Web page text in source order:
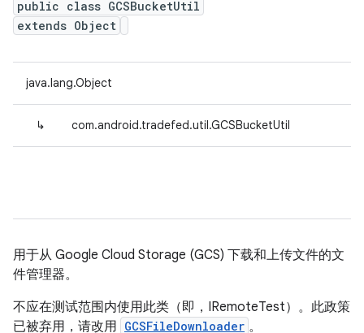
public class GCSBucketUtil
extends Object
java.lang.Object
↳ com.android.tradefed.util.GCSBucketUtil
用于从 Google Cloud Storage (GCS) 下载和上传文件的文
件管理器。
不应在测试范围内使用此类（即，IRemoteTest）。此政策
已被弃用，请改用 GCSFileDownloader 。